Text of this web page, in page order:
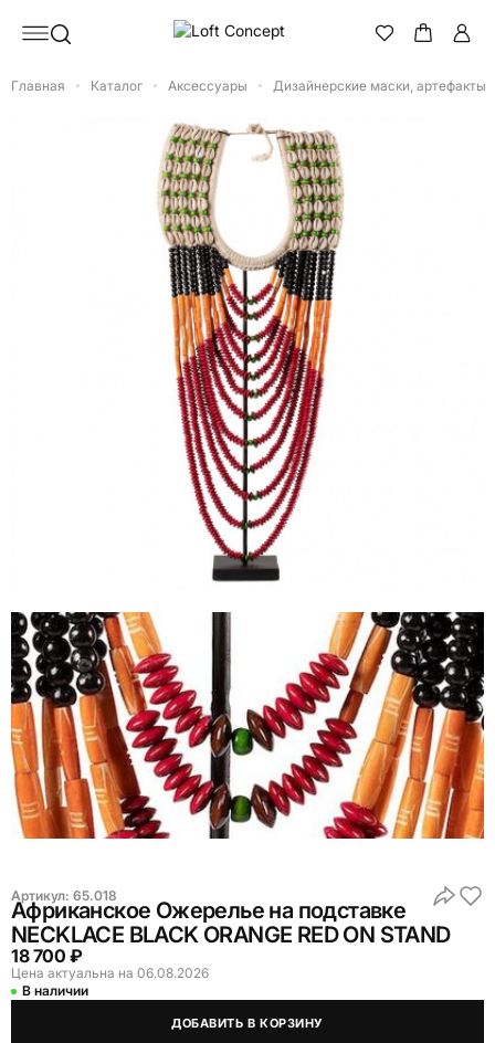
Главная Каталог Аксессуары Дизайнерские маски, артефакты
Артикул: 65.018
Африканское Ожерелье на подставке
NECKLACE BLACK ORANGE RED ON STAND
18 700 ₽
Цена актуальна на 06.08.2026
В наличии
ДОБАВИТЬ В КОРЗИНУ